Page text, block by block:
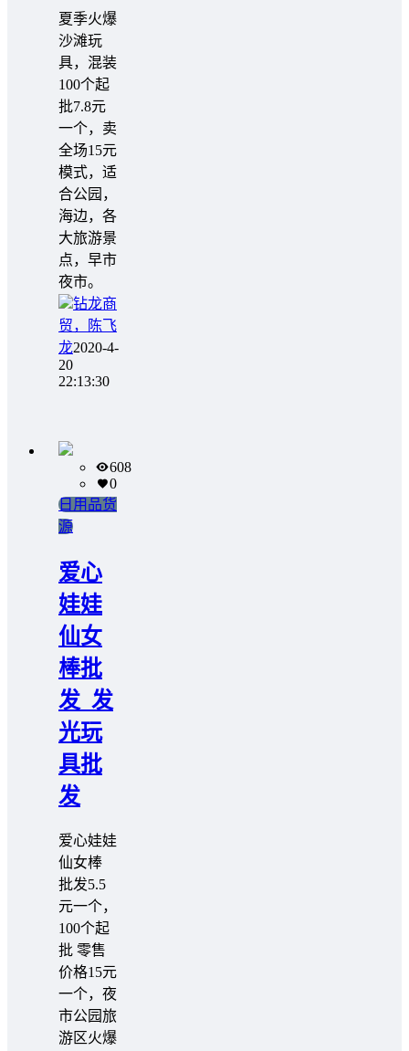
夏季火爆
沙滩玩
具，混装
100个起
批7.8元
一个，卖
全场15元
模式，适
合公园，
海边，各
大旅游景
点，早市
夜市。
钻龙商
贸，陈飞
龙2020-4-
20
22:13:30
608
0
日用品货
源
爱心
娃娃
仙女
棒批
发_发
光玩
具批
发
爱心娃娃
仙女棒
批发️5.5
元一个，
100个起
批 零售
价格15元
一个，夜
市公园旅
游区火爆